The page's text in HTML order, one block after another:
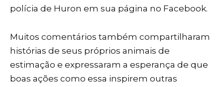
polícia de Huron em sua página no Facebook.
Muitos comentários também compartilharam
histórias de seus próprios animais de
estimação e expressaram a esperança de que
boas ações como essa inspirem outras